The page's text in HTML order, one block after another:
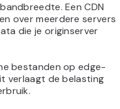
Een CDN
over meerdere servers
die je originserver
bestanden op edge-
verlaagt de belasting